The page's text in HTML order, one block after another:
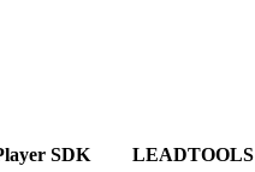
SDK
LEADTOOLS